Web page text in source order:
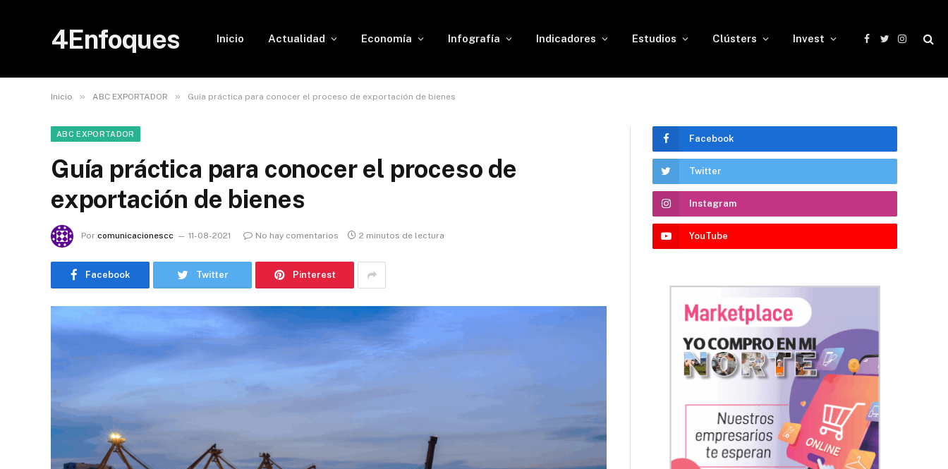
4Enfoques Inicio Actualidad Economía Infografía Indicadores Estudios Clústers Invest
Facebook
TwitterInstagram
Inicio » ABC EXPORTADOR » Guía práctica para conocer el proceso de exportación de bienes
ABC EXPORTADOR
Guía práctica para conocer el proceso de
exportación de bienes
Por comunicacionescc 11-08-2021 No hay comentarios 2 minutos de lectura
Facebook Twitter Pinterest
Facebook
Twitter
Instagram
YouTube